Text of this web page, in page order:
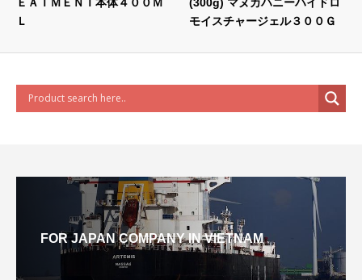
Ｌ
モイスチャージェル３００Ｇ
FOR JAPAN COMPANY IN VIETNAM